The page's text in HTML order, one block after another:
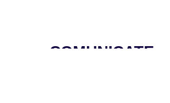
COMUNICATE